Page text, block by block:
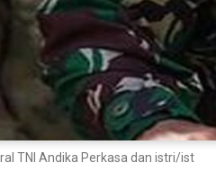
TNI Andika Perkasa dan istri/ist